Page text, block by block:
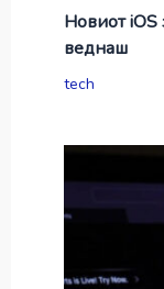
Новиот iOS
веднаш
tech